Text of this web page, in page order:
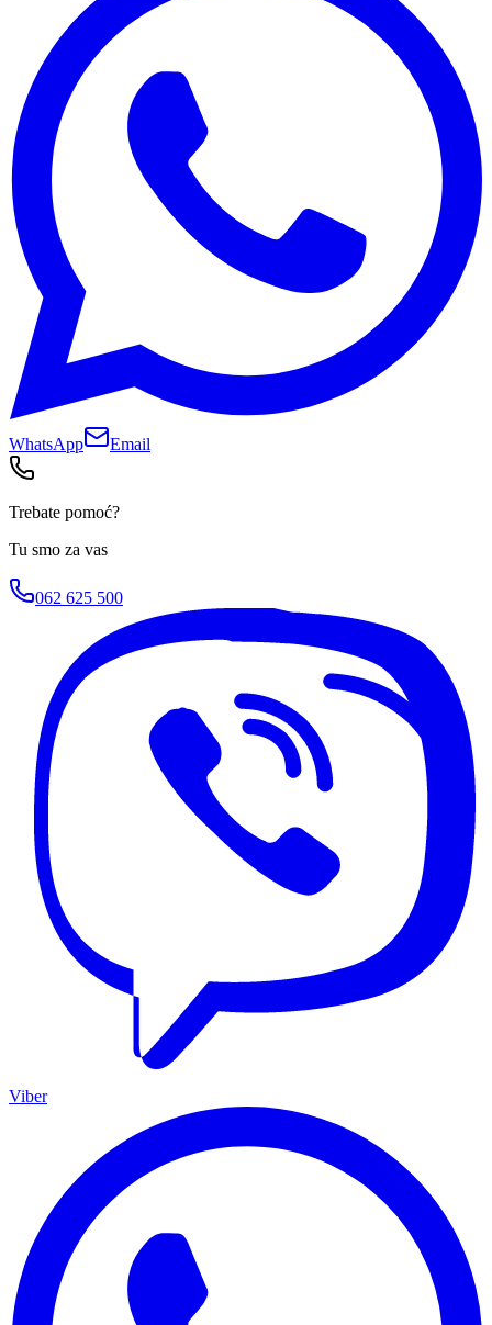
WhatsApp Email
Trebate pomoć?
Tu smo za vas
062 625 500
Viber